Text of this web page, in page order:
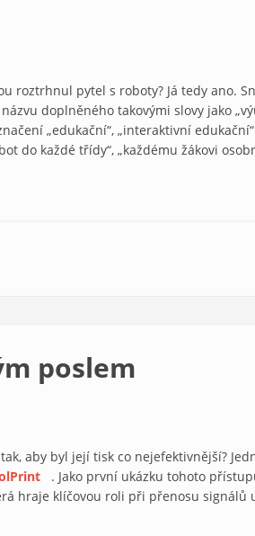
roztrhnul pytel s roboty? Já tedy ano.
doplněného takovými slovy jako
„edukační“, „interaktivní
do každé třídy“, „každému žákovi
poslem
aby byl její tisk co nejefektivnější?
external)(link is external)
. Jako první ukázku tohoto
hraje klíčovou roli při přenosu signálů